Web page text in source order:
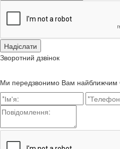
Зворотний дзвінок
Ми передзвонимо Вам найближчим